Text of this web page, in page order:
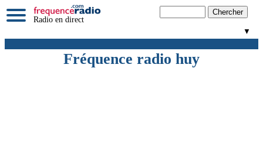
Radio en direct
▼
Fréquence radio huy